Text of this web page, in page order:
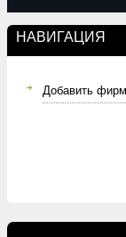
НАВИГАЦИЯ
Добавить